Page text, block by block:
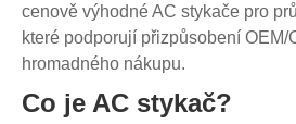
cenově výhodné AC stykače pro
které podporují přizpůsobení OEM/
hromadného nákupu.
Co je AC stykač?